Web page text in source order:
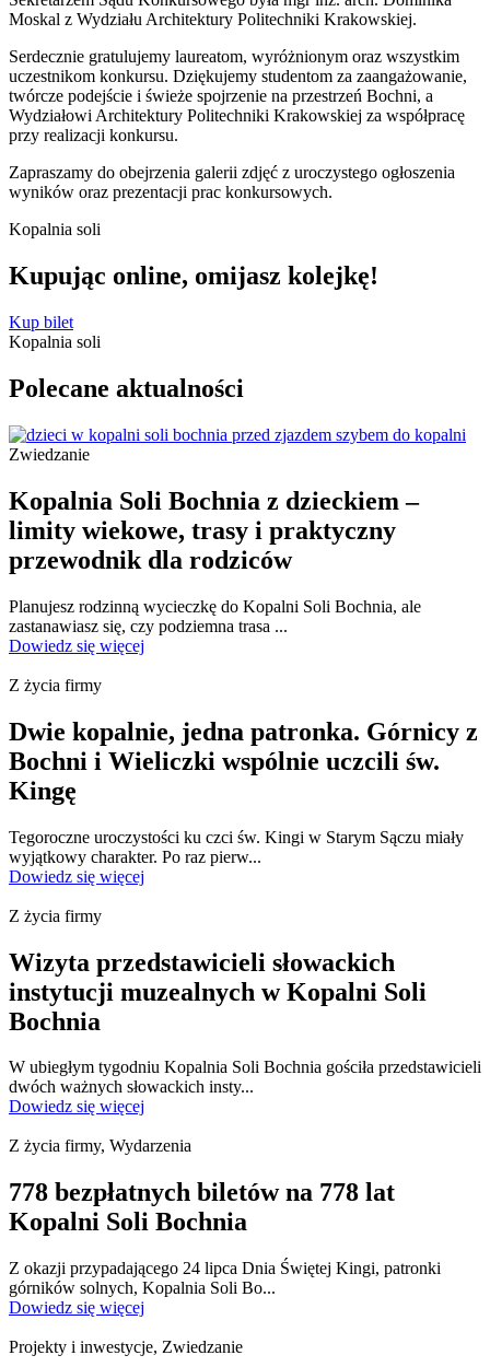
Moskal z Wydziału Architektury Politechniki Krakowskiej.
Serdecznie gratulujemy laureatom, wyróżnionym oraz wszystkim
uczestnikom konkursu. Dziękujemy studentom za zaangażowanie,
twórcze podejście i świeże spojrzenie na przestrzeń Bochni, a
Wydziałowi Architektury Politechniki Krakowskiej za współpracę
przy realizacji konkursu.
Zapraszamy do obejrzenia galerii zdjęć z uroczystego ogłoszenia
wyników oraz prezentacji prac konkursowych.
Kopalnia soli
Kupując online, omijasz kolejkę!
Kup bilet
Kopalnia soli
Polecane aktualności
Zwiedzanie
Kopalnia Soli Bochnia z dzieckiem –
limity wiekowe, trasy i praktyczny
przewodnik dla rodziców
Planujesz rodzinną wycieczkę do Kopalni Soli Bochnia, ale
zastanawiasz się, czy podziemna trasa ...
Dowiedz się więcej
Z życia firmy
Dwie kopalnie, jedna patronka. Górnicy z
Bochni i Wieliczki wspólnie uczcili św.
Kingę
Tegoroczne uroczystości ku czci św. Kingi w Starym Sączu miały
wyjątkowy charakter. Po raz pierw...
Dowiedz się więcej
Z życia firmy
Wizyta przedstawicieli słowackich
instytucji muzealnych w Kopalni Soli
Bochnia
W ubiegłym tygodniu Kopalnia Soli Bochnia gościła przedstawicieli
dwóch ważnych słowackich insty...
Dowiedz się więcej
Z życia firmy, Wydarzenia
778 bezpłatnych biletów na 778 lat
Kopalni Soli Bochnia
Z okazji przypadającego 24 lipca Dnia Świętej Kingi, patronki
górników solnych, Kopalnia Soli Bo...
Dowiedz się więcej
Projekty i inwestycje, Zwiedzanie